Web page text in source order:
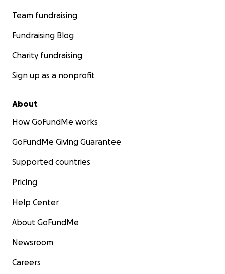
Team fundraising
Fundraising Blog
Charity fundraising
Sign up as a nonprofit
About
How GoFundMe works
GoFundMe Giving Guarantee
Supported countries
Pricing
Help Center
About GoFundMe
Newsroom
Careers